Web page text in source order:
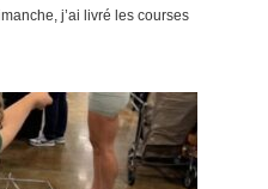
j’ai livré les courses